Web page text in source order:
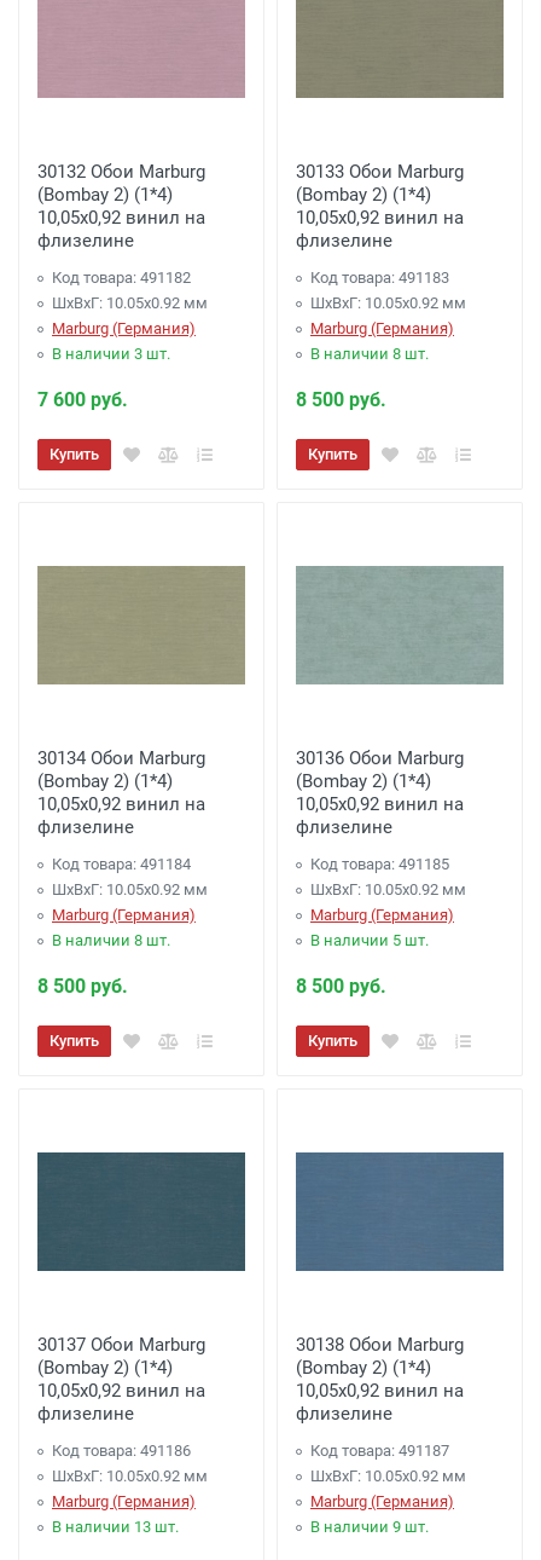
30132 Обои Marburg
(Bombay 2) (1*4)
10,05x0,92 винил на
флизелине
Код товара: 491182
ШхВхГ: 10.05х0.92 мм
Marburg (Германия)
В наличии 3 шт.
7 600 руб.
Купить
30133 Обои Marburg
(Bombay 2) (1*4)
10,05x0,92 винил на
флизелине
Код товара: 491183
ШхВхГ: 10.05х0.92 мм
Marburg (Германия)
В наличии 8 шт.
8 500 руб.
Купить
30134 Обои Marburg
(Bombay 2) (1*4)
10,05x0,92 винил на
флизелине
Код товара: 491184
ШхВхГ: 10.05х0.92 мм
Marburg (Германия)
В наличии 8 шт.
8 500 руб.
Купить
30136 Обои Marburg
(Bombay 2) (1*4)
10,05x0,92 винил на
флизелине
Код товара: 491185
ШхВхГ: 10.05х0.92 мм
Marburg (Германия)
В наличии 5 шт.
8 500 руб.
Купить
30137 Обои Marburg
(Bombay 2) (1*4)
10,05x0,92 винил на
флизелине
Код товара: 491186
ШхВхГ: 10.05х0.92 мм
Marburg (Германия)
В наличии 13 шт.
30138 Обои Marburg
(Bombay 2) (1*4)
10,05x0,92 винил на
флизелине
Код товара: 491187
ШхВхГ: 10.05х0.92 мм
Marburg (Германия)
В наличии 9 шт.